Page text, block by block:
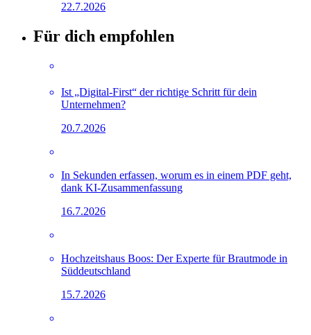
22.7.2026
Für dich empfohlen
Ist „Digital-First“ der richtige Schritt für dein
Unternehmen?
20.7.2026
In Sekunden erfassen, worum es in einem PDF geht,
dank KI-Zusammenfassung
16.7.2026
Hochzeitshaus Boos: Der Experte für Brautmode in
Süddeutschland
15.7.2026